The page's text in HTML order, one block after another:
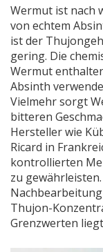
Wermut ist nach
von echtem
ist der
gering. Die
Wermut
Absinth
Vielmehr sorgt
bitteren
Hersteller wie
Ricard in
kontrollierten
zu
Thujon-
Grenzwerten